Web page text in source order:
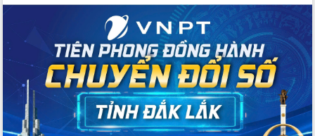
Tổ chức trang trọng Lễ hội Đền thờ
Lương Văn Chánh năm 2026
Phó Bí thư Tỉnh ủy Đắk Lắk Đỗ Hữu
Huy giữ chức Bí thư Đảng ủy Ủy Ban
Nhân dân tỉnh
Bệnh án điện tử thúc đẩy chuyển đổi
số y tế tại Đắk Lắk
Chuyển đổi số thư viện: Mở rộng
không gian tri thức trong thời đại số